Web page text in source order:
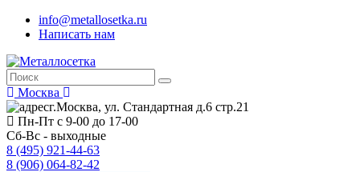
info@metallosetka.ru
Написать нам
Москва
г.Москва, ул. Стандартная д.6 стр.21
Пн-Пт с 9-00 до 17-00
Сб-Вс - выходные
8 (495) 921-44-63
8 (906) 064-82-42